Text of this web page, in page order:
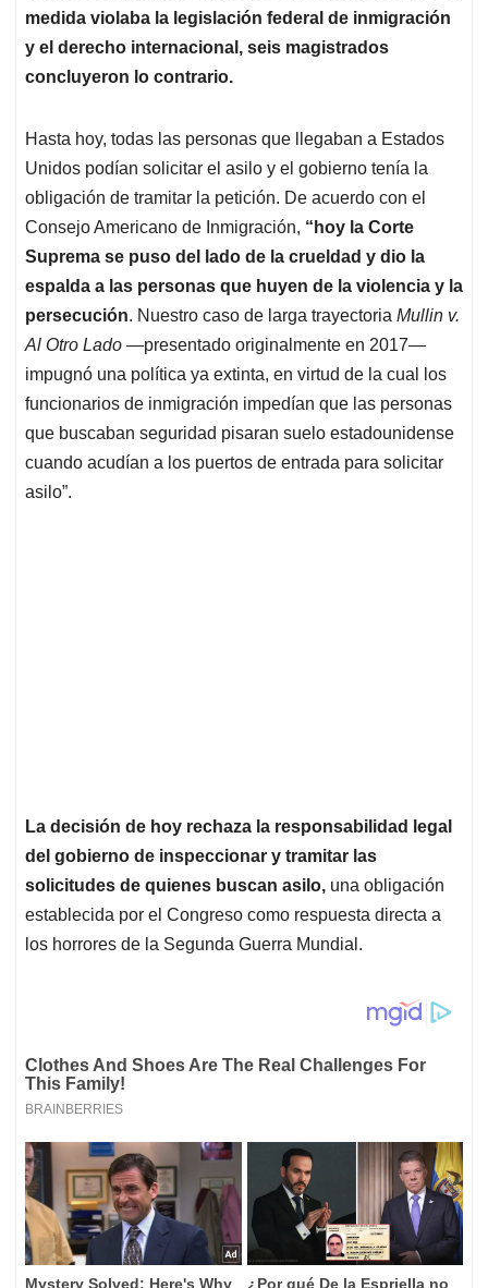
medida violaba la legislación federal de inmigración
y el derecho internacional, seis magistrados
concluyeron lo contrario.
Hasta hoy, todas las personas que llegaban a Estados
Unidos podían solicitar el asilo y el gobierno tenía la
obligación de tramitar la petición. De acuerdo con el
Consejo Americano de Inmigración, “hoy la Corte
Suprema se puso del lado de la crueldad y dio la
espalda a las personas que huyen de la violencia y la
persecución. Nuestro caso de larga trayectoria Mullin v.
Al Otro Lado —presentado originalmente en 2017—
impugnó una política ya extinta, en virtud de la cual los
funcionarios de inmigración impedían que las personas
que buscaban seguridad pisaran suelo estadounidense
cuando acudían a los puertos de entrada para solicitar
asilo”.
La decisión de hoy rechaza la responsabilidad legal
del gobierno de inspeccionar y tramitar las
solicitudes de quienes buscan asilo, una obligación
establecida por el Congreso como respuesta directa a
los horrores de la Segunda Guerra Mundial.